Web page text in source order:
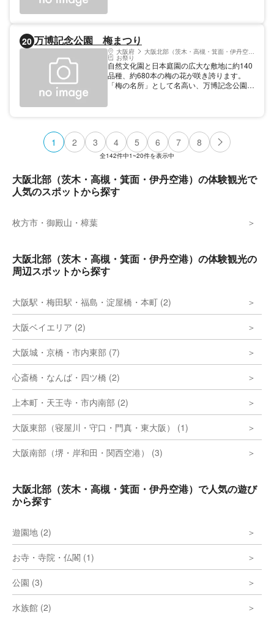
20 万博記念公園 梅まつり
大阪府 大阪北部（茨木・高槻・箕面・伊丹空港）
お祭り
自然文化園と日本庭園の広大な敷地に約140
品種、約680本の梅の花が咲き誇ります。
「梅の名所」として名高い、万博記念公園に
1 2 3 4 5 6 7 8
全142件中1~20件を表示中
大阪北部（茨木・高槻・箕面・伊丹空港）の体験観光で
人気のスポットから探す
枚方市・御殿山・樟葉
大阪北部（茨木・高槻・箕面・伊丹空港）の体験観光の
周辺スポットから探す
大阪駅・梅田駅・福島・淀屋橋・本町 (2)
大阪ベイエリア (2)
大阪城・京橋・市内東部 (7)
心斎橋・なんば・四ツ橋 (2)
上本町・天王寺・市内南部 (2)
大阪東部（寝屋川・守口・門真・東大阪） (1)
大阪南部（堺・岸和田・関西空港） (3)
大阪北部（茨木・高槻・箕面・伊丹空港）で人気の遊び
から探す
遊園地 (2)
お寺・寺院・仏閣 (1)
公園 (3)
水族館 (2)